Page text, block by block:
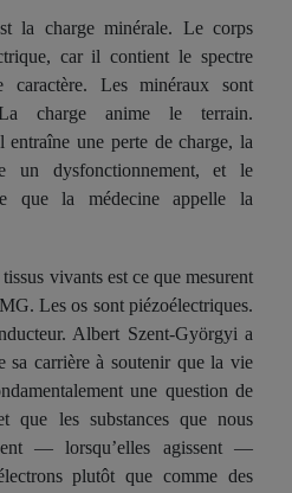
la charge minérale. Le corps
car il contient le spectre
Les minéraux sont
charge anime le terrain.
entraîne une perte de charge, la
un dysfonctionnement, et le
que la médecine appelle la
vivants est ce que mesurent
Les os sont piézoélectriques.
Albert Szent-Györgyi a
sa carrière à soutenir que la vie
une question de
que les substances que nous
— lorsqu’elles agissent —
plutôt que comme des